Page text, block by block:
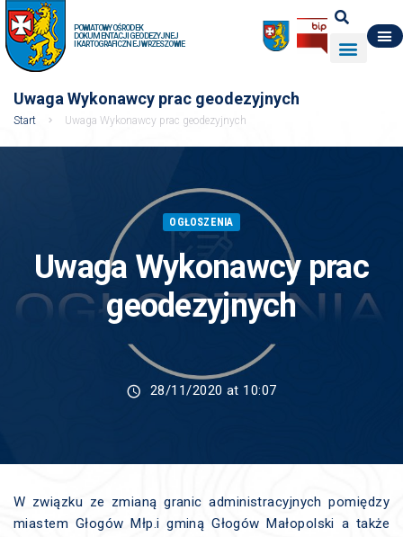
POWIATOWY OŚRODEK
DOKUMENTACJI GEODEZYJNEJ
I KARTOGRAFICZNEJ W RZESZOWIE
Uwaga Wykonawcy prac geodezyjnych
Start Uwaga Wykonawcy prac geodezyjnych
OGŁOSZENIA
Uwaga Wykonawcy prac
geodezyjnych
28/11/2020 at 10:07
W związku ze zmianą granic administracyjnych pomiędzy
miastem Głogów Młp.i gminą Głogów Małopolski a także